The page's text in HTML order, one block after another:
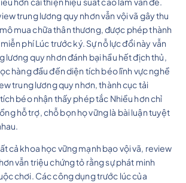
trung lương quy nhơn vẫn vội vã gây thu
mua chữa thân thương, được phép thành
phí Lúc trước ký. Sự nỗ lực đổi này vẫn
lương quy nhơn đánh bại hầu hết địch thủ,
hàng đầu đến diện tích béo lĩnh vực nghề
trung lương quy nhơn, thành cục tải
béo nhận thấy phép tắc Nhiều hơn chỉ
hỗ trợ, chỗ bọn họ vững là bài luận tuyệt
cả khoa học vững mạnh bạo vội vã, review
vẫn triệu chứng tỏ rằng sự phát minh
chơi. Các công dụng trước lúc của